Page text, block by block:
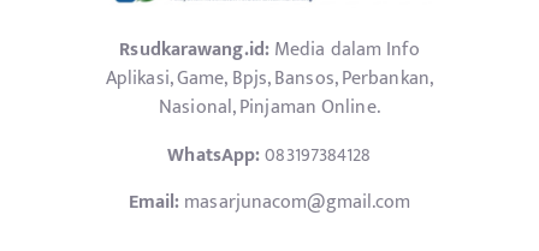
Rsudkarawang.id:Media dalam Info
Aplikasi, Game, Bpjs, Bansos, Perbankan,
Nasional, Pinjaman Online.
WhatsApp:083197384128
Email:masarjunacom@gmail.com